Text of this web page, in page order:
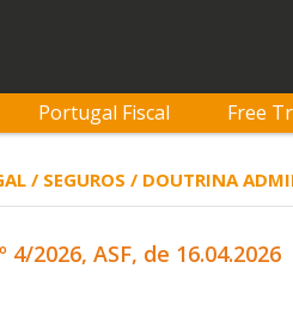
Portugal Fiscal Free
/ SEGUROS / DOUTRINA
4/2026, ASF, de 16.04.2026